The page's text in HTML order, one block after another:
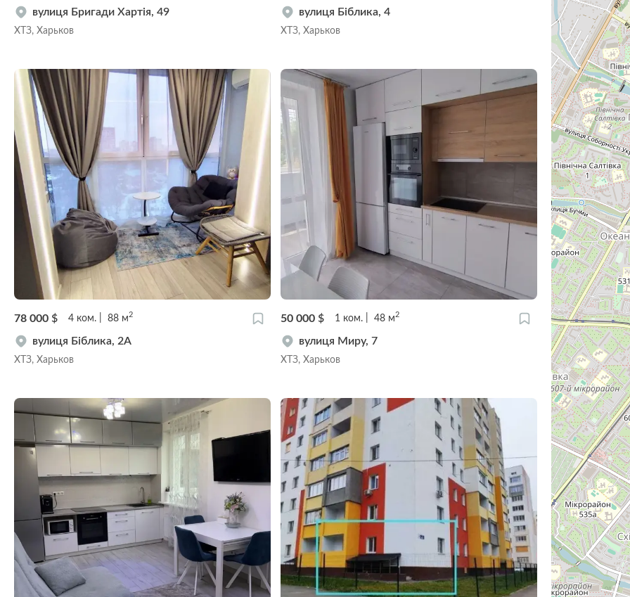
вулиця Бригади Хартія, 49
ХТЗ, Харьков
вулиця Біблика, 4
ХТЗ, Харьков
78 000 $ 4 ком. 88 м2
вулиця Біблика, 2А
ХТЗ, Харьков
50 000 $ 1 ком. 48 м2
вулиця Миру, 7
ХТЗ, Харьков